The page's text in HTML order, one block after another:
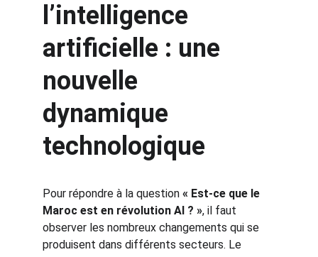
l’intelligence
artificielle : une
nouvelle
dynamique
technologique
Pour répondre à la question « Est-ce que le
Maroc est en révolution AI ? », il faut
observer les nombreux changements qui se
produisent dans différents secteurs. Le